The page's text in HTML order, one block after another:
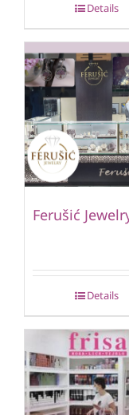
Details
Ferušić
Details